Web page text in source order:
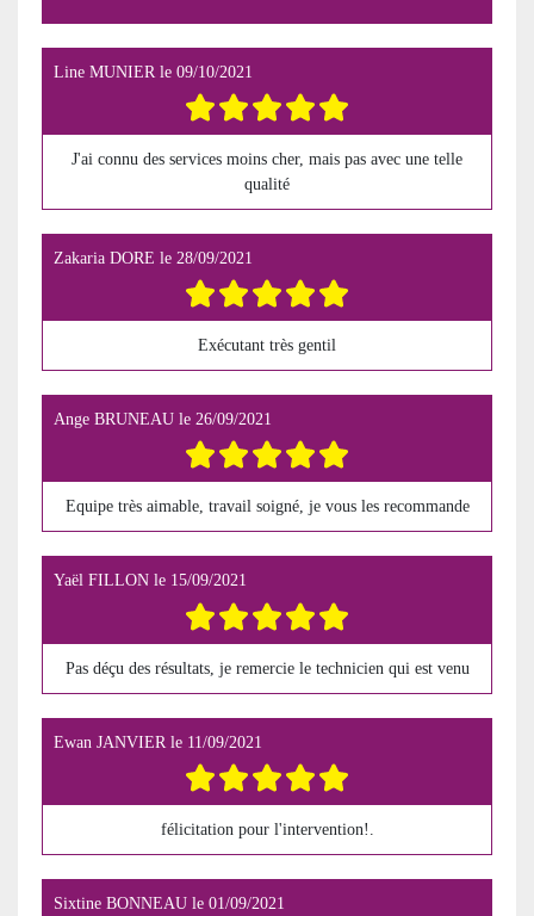
Line MUNIER le 09/10/2021
J'ai connu des services moins cher, mais pas avec une telle
qualité
Zakaria DORE le 28/09/2021
Exécutant très gentil
Ange BRUNEAU le 26/09/2021
Equipe très aimable, travail soigné, je vous les recommande
Yaël FILLON le 15/09/2021
Pas déçu des résultats, je remercie le technicien qui est venu
Ewan JANVIER le 11/09/2021
félicitation pour l'intervention!.
Sixtine BONNEAU le 01/09/2021